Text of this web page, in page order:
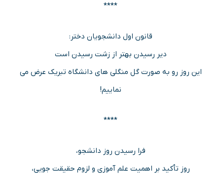
****
قانون اول دانشجویان دختر:
دیر رسیدن بهتر از زشت رسیدن است
این روز رو به صورت گل منگلی های‌ دانشگاه تبریک عرض می
نماییم!
****
فرا رسیدن روز دانشجو،
روز تأکید بر اهمیت علم آموزی و لزوم حقیقت جویی،